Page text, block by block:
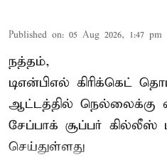
Published on: 05 Aug 2026, 1:47 pm
நத்தம்,
டிஎன்பிஎல் கிரிக்கெட்
ஆட்டத்தில் நெல்லைக்கு
சேப்பாக் சூப்பர் கில்லீஸ்
செய்துள்ளது